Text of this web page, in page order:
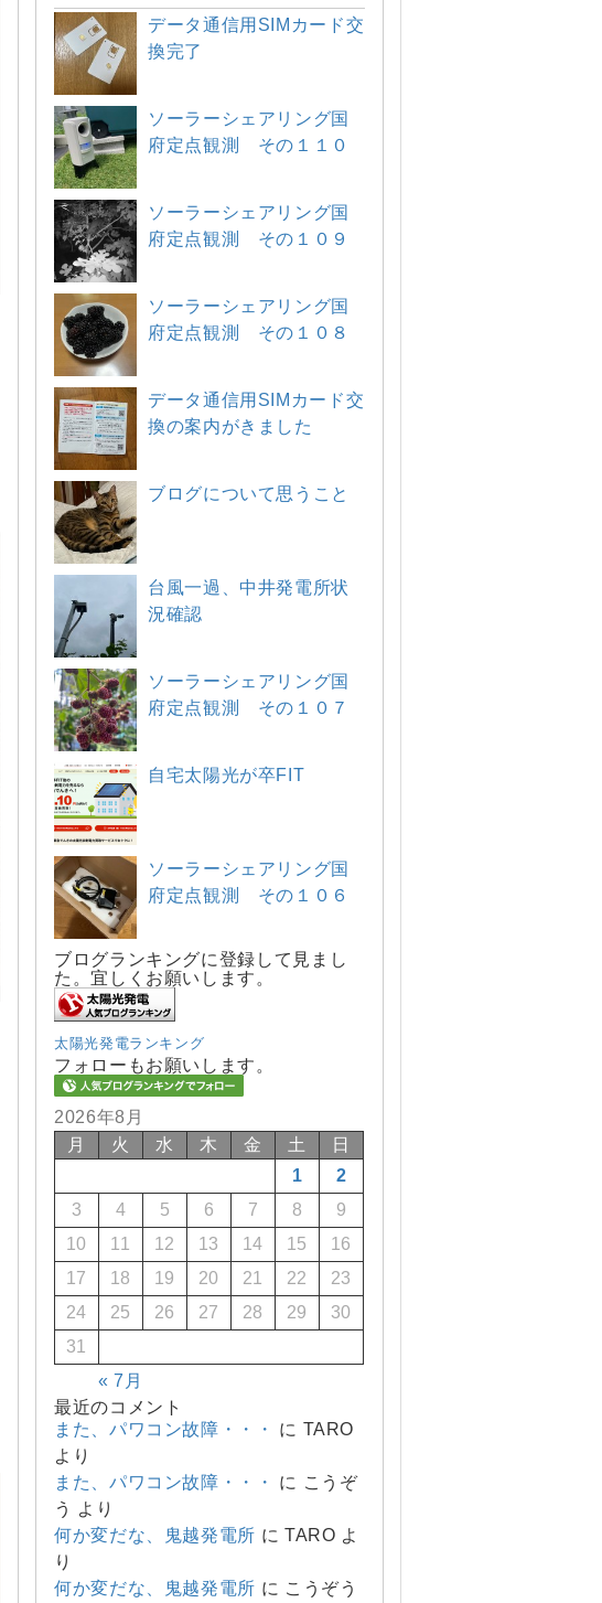
データ通信用SIMカード交
換完了
ソーラーシェアリング国
府定点観測 その１１０
ソーラーシェアリング国
府定点観測 その１０９
ソーラーシェアリング国
府定点観測 その１０８
データ通信用SIMカード交
換の案内がきました
ブログについて思うこと
台風一過、中井発電所状
況確認
ソーラーシェアリング国
府定点観測 その１０７
自宅太陽光が卒FIT
ソーラーシェアリング国
府定点観測 その１０６
ブログランキングに登録して見まし
た。宜しくお願いします。
太陽光発電ランキング
フォローもお願いします。
2026年8月
月
火 水 木 金 土 日
« 7月
1
2
3
4 5 6 7 8
9
10
11 12 13 14 15
16
17
18 19 20 21 22
23
24
25 26 27 28 29
30
31
最近のコメント
また、パワコン故障・・・
に TARO
より
また、パワコン故障・・・
に こうぞ
う
より
何か変だな、鬼越発電所 に TARO よ
り
何か変だな、鬼越発電所 に こうぞう